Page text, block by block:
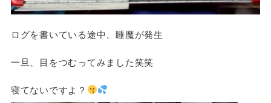
ログを書いている途中、睡魔が発生
一旦、目をつむってみました笑笑
寝てないですよ？